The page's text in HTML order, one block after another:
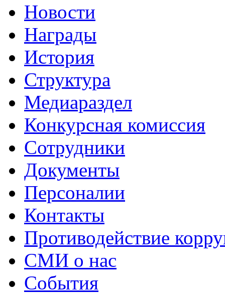
Новости
Награды
История
Структура
Медиараздел
Конкурсная комиссия
Сотрудники
Документы
Персоналии
Контакты
Противодействие
СМИ о нас
События